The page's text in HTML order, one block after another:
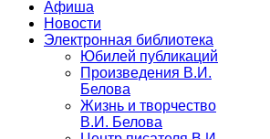
Афиша
Новости
Электронная библиотека
Юбилей публикаций
Произведения В.И.
Белова
Жизнь и творчество
В.И. Белова